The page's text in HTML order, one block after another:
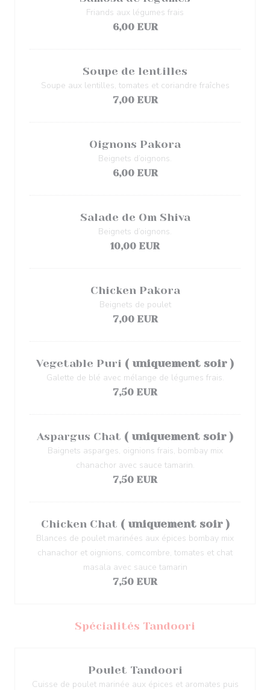
Friands aux légumes frais
6,00 EUR
Soupe de lentilles
Soupe aux lentilles, tomates et coriandre fraîches
7,00 EUR
Oignons Pakora
Beignets d’oignons.
6,00 EUR
Salade de Om Shiva
Beignets d’oignons.
10,00 EUR
Chicken Pakora
Beignets de poulet
7,00 EUR
Vegetable Puri ( uniquement soir )
Galette de blé avec mélange de légumes frais.
7,50 EUR
Aspargus Chat ( uniquement soir )
Baignets asparges, oignions frais, bombay mix
chanachor avec sauce tamarin.
7,50 EUR
Chicken Chat ( uniquement soir )
Blances de poulet marinées aux épices bombay mix
chanachor et oignions, comcombre, tomates et chat
masala avec sauce tamarin
7,50 EUR
Spécialités Tandoori
Poulet Tandoori
Cuisse de poulet marinée aux épices et aromates puis